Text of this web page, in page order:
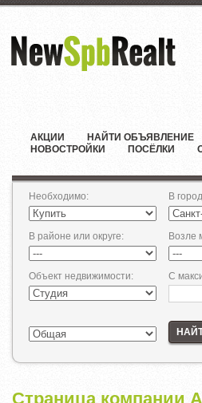
АКЦИИ НАЙТИ ОБЪЯВЛЕНИЕ
НОВОСТРОЙКИ
ПОСЁЛКИ
Необходимо: В
В районе или округе: Возле
Объект недвижимости: С
Страница компании